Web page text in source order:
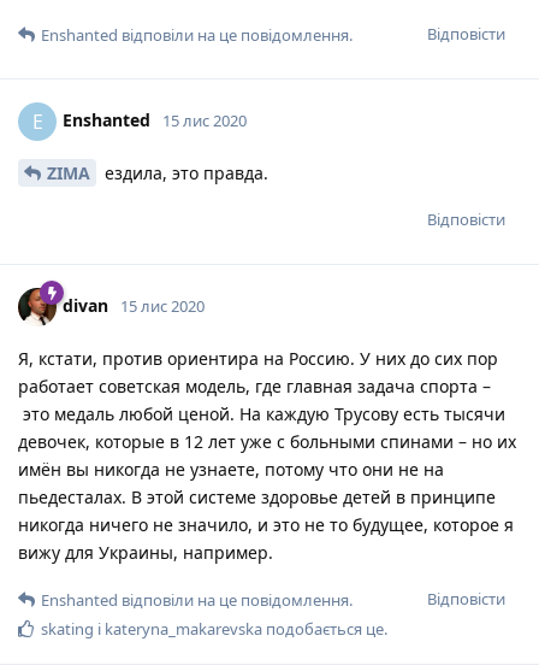
Відповісти
Enshanted відповіли на це повідомлення.
E Enshanted 15 лис 2020
ZIMA ездила, это правда.
Відповісти
divan 15 лис 2020
Я, кстати, против ориентира на Россию. У них до сих пор
работает советская модель, где главная задача спорта –
это медаль любой ценой. На каждую Трусову есть тысячи
девочек, которые в 12 лет уже с больными спинами – но их
имён вы никогда не узнаете, потому что они не на
пьедесталах. В этой системе здоровье детей в принципе
никогда ничего не значило, и это не то будущее, которое я
вижу для Украины, например.
Відповісти
Enshanted відповіли на це повідомлення.
skating і kateryna_makarevska подобається це.